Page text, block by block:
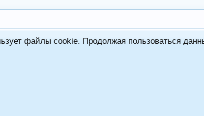
файлы cookie. Продолжая пользоваться